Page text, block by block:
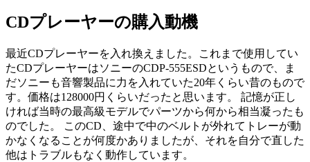
CDプレーヤーの購入動機
最近CDプレーヤーを入れ換えました。これまで使用してい
たCDプレーヤーはソニーのCDP-555ESDというもので、ま
だソニーも音響製品に力を入れていた20年くらい昔のもので
す。価格は128000円くらいだったと思います。 記憶が正し
ければ当時の最高級モデルでパーツから何から相当凝ったも
のでした。 このCD、途中で中のベルトが外れてトレーが動
かなくなることが何度かありましたが、それを自分で直した
他はトラブルもなく動作しています。